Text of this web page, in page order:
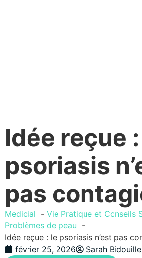
Idée reçue
psoriasis
pas
Medicial
Vie Pratique et Conseils
Problèmes de peau
Idée reçue : le psoriasis n’est pas
février 25, 2026
Sarah Bidouille